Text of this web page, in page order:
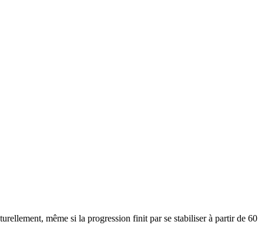
même si la progression finit par se stabiliser à partir de 60